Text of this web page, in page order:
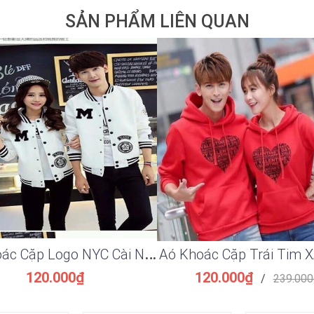
SẢN PHẨM LIÊN QUAN
A
ó Khoác Cặp Logo NYC Cài Nút XAK137
120.000₫
Aó Khoác Cặp Trái Tim
120.000₫
/